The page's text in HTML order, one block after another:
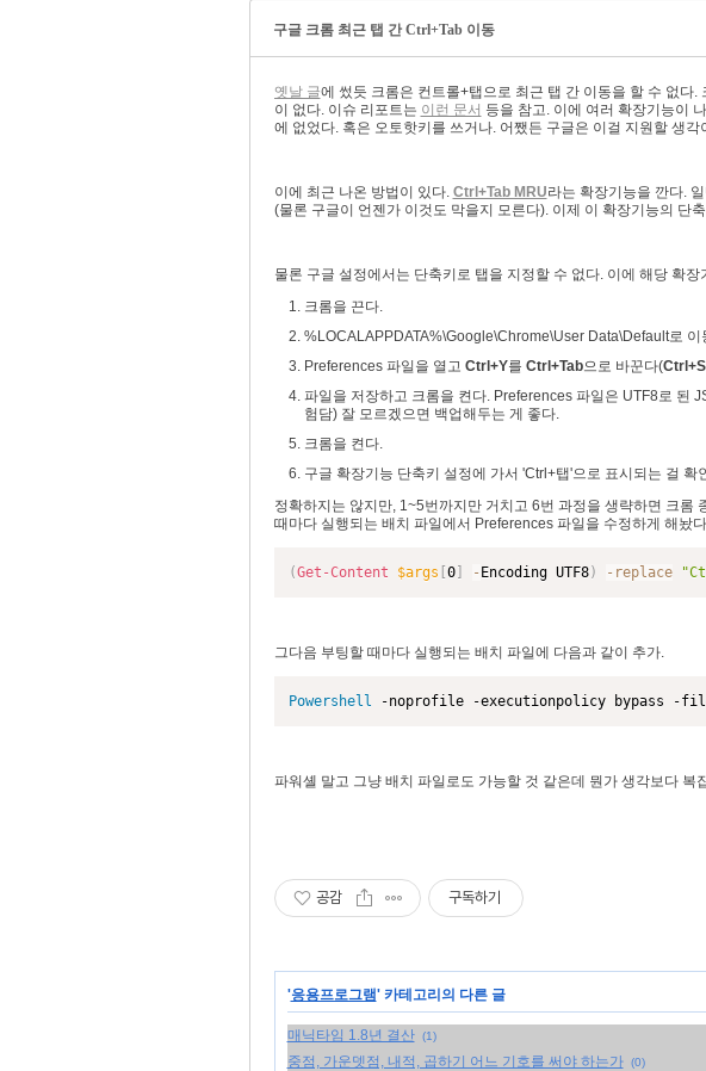
구글 크롬 최근 탭 간 Ctrl+Tab 이동
옛날 글에 썼듯 크롬은 컨트롤+탭으로 최근 탭 간 이동을 할 수 없다
이 없다. 이슈 리포트는 이런 문서 등을 참고. 이에 여러 확장기능이
에 없었다. 혹은 오토핫키를 쓰거나. 어쨌든 구글은 이걸 지원할 생각
이에 최근 나온 방법이 있다. Ctrl+Tab MRU라는 확장기능을 깐다.
(물론 구글이 언젠가 이것도 막을지 모른다). 이제 이 확장기능의 단
물론 구글 설정에서는 단축키로 탭을 지정할 수 없다. 이에 해당 확
크롬을 끈다.
%LOCALAPPDATA%\Google\Chrome\User Data\Default로 이
Preferences 파일을 열고 Ctrl+Y를 Ctrl+Tab으로 바꾼다(
파일을 저장하고 크롬을 켠다. Preferences 파일은 UTF8로 된
험담) 잘 모르겠으면 백업해두는 게 좋다.
크롬을 켠다.
구글 확장기능 단축키 설정에 가서 'Ctrl+탭'으로 표시되는 걸 확
정확하지는 않지만, 1~5번까지만 거치고 6번 과정을 생략하면 크롬
때마다 실행되는 배치 파일에서 Preferences 파일을 수정하게 해놨
(Get-Content $args 0] - Encoding UTF8) -replace
그다음 부팅할 때마다 실행되는 배치 파일에 다음과 같이 추가.
Powershell -noprofile -executionpolicy bypass -file
파워셸 말고 그냥 배치 파일로도 가능할 것 같은데 뭔가 생각보다 복
공감 구독하기
'응용프로그램' 카테고리의 다른 글
매닉타임 1.8년 결산 (1)
중점, 가운뎃점, 내적, 곱하기 어느 기호를 써야 하는가 (0)
«